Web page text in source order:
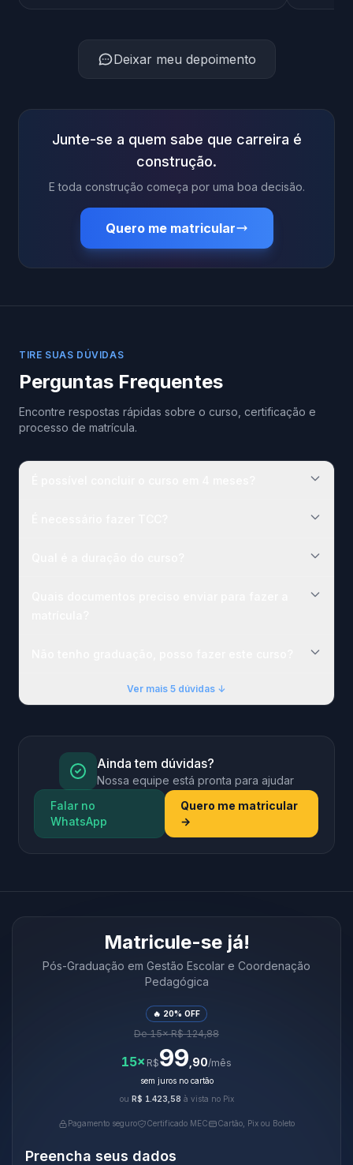
Deixar meu depoimento
Junte-se a quem sabe que carreira é
construção.
E toda construção começa por uma boa decisão.
Quero me matricular
TIRE SUAS DÚVIDAS
Perguntas Frequentes
Encontre respostas rápidas sobre o curso, certificação e
processo de matrícula.
Ver mais 5 dúvidas ↓
Ainda tem dúvidas?
Nossa equipe está pronta para ajudar
Falar no
WhatsApp
Quero me matricular
→
Matricule-se já!
Pós-Graduação em Gestão Escolar e Coordenação
Pedagógica
🔥 20% OFF
De 15× R$ 124,88
15× R$99 ,90/mês
sem juros no cartão
ou R$ 1.423,58 à vista no Pix
Pagamento seguro Certificado MEC Cartão, Pix ou Boleto
Preencha seus dados